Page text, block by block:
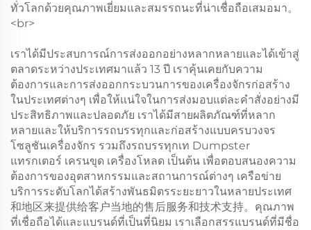
ทั่วโลกด้วยคุณภาพเยี่ยมและสมรรถนะที่น่าเชื่อถือเสมอมา。
<br>
เราได้มีประสบการณ์การส่งออกอย่างหลากหลายและได้เข้าสู่
ตลาดระหว่างประเทศมาแล้ว 13 ปี เราคุ้นเคยกับความ
ต้องการและการส่งออกกระบวนการของเครื่องจักรก่อสร้าง
ในประเทศต่างๆ เพื่อให้แน่ใจในการส่งมอบแต่ละคำสั่งอย่างมี
ประสิทธิภาพและปลอดภัย เราได้มีสายผลิตภัณฑ์ที่หลาก
หลายและให้บริการรถบรรทุกและก่อสร้างแบบครบวงจร
โซลูชันเครื่องจักร รวมถึงรถบรรทุกเท Dumpster
แทรกเตอร์ เครนขุด เครื่องโหลด เป็นต้น เพื่อตอบสนองความ
ต้องการของอุตสาหกรรมและสถานการณ์ต่างๆ เครือข่าย
บริการระดับโลกได้สร้างพันธมิตรระยะยาวในหลายประเทศ
和地区来提供给客户当地的售后服务和技术支持。คุณภาพ
ที่เชื่อถือได้และแบรนด์ที่เป็นที่นิยม เราเลือกสรรแบรนด์ที่มีชื่อ